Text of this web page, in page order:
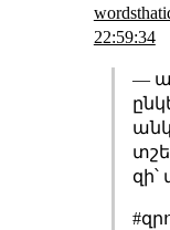
22:59:34
―